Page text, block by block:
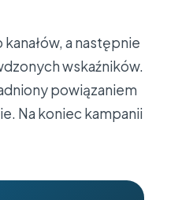
a następnie
wskaźników.
powiązaniem
Na koniec kampanii